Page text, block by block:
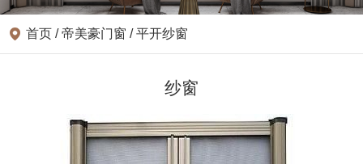
首页 /帝美豪门窗 /平开纱窗
纱窗